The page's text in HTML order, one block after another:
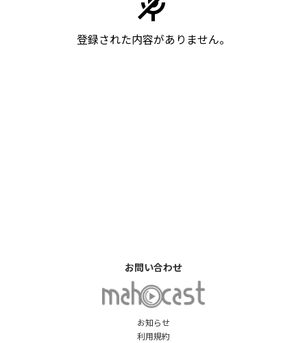
登録された内容がありません。
お知らせ
利用規約
お問い合わせ